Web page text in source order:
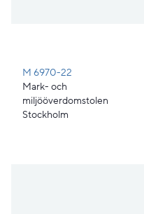
M 6970-22
Mark- och
miljööverdomstolen
Stockholm